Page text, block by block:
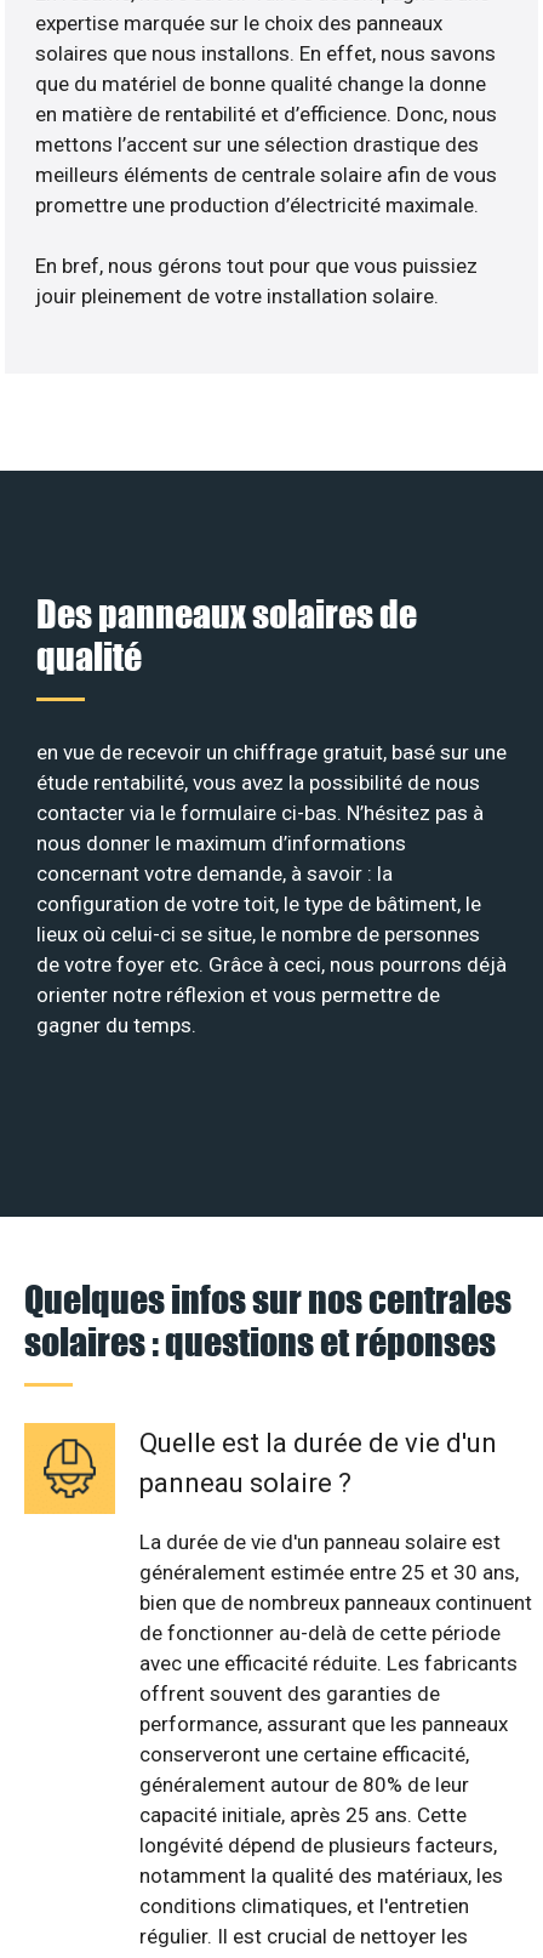
expertise marquée sur le choix des panneaux
solaires que nous installons. En effet, nous savons
que du matériel de bonne qualité change la donne
en matière de rentabilité et d’efficience. Donc, nous
mettons l’accent sur une sélection drastique des
meilleurs éléments de centrale solaire afin de vous
promettre une production d’électricité maximale.
En bref, nous gérons tout pour que vous puissiez
jouir pleinement de votre installation solaire.
Des panneaux solaires de
qualité
en vue de recevoir un chiffrage gratuit, basé sur une
étude rentabilité, vous avez la possibilité de nous
contacter via le formulaire ci-bas. N’hésitez pas à
nous donner le maximum d’informations
concernant votre demande, à savoir : la
configuration de votre toit, le type de bâtiment, le
lieux où celui-ci se situe, le nombre de personnes
de votre foyer etc. Grâce à ceci, nous pourrons déjà
orienter notre réflexion et vous permettre de
gagner du temps.
Quelques infos sur nos centrales
solaires : questions et réponses
Quelle est la durée de vie d'un
panneau solaire ?
La durée de vie d'un panneau solaire est
généralement estimée entre 25 et 30 ans,
bien que de nombreux panneaux continuent
de fonctionner au-delà de cette période
avec une efficacité réduite. Les fabricants
offrent souvent des garanties de
performance, assurant que les panneaux
conserveront une certaine efficacité,
généralement autour de 80% de leur
capacité initiale, après 25 ans. Cette
longévité dépend de plusieurs facteurs,
notamment la qualité des matériaux, les
conditions climatiques, et l'entretien
régulier. Il est crucial de nettoyer les